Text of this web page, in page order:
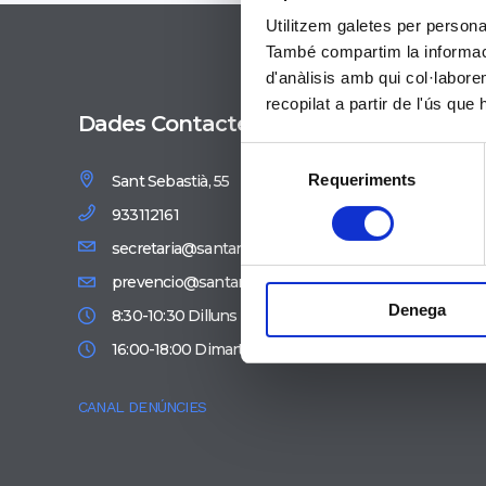
Utilitzem galetes per
També compartim la
d'anàlisis amb qui
recopilat a partir de l'ús que
consentiment
Requeriments
Denega
Dades Contacte
Sant Sebastià, 55
933112161
secretaria@santandreu.manyanet.org
prevencio@santandreu.manyanet.org
8:30-10:30 Dilluns a divendres
16:00-18:00 Dimarts i dijous
CANAL DENÚNCIES